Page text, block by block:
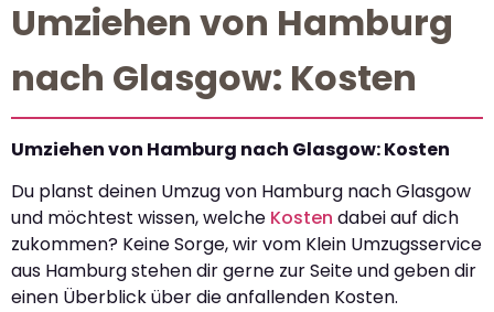
Umziehen von Hamburg
nach Glasgow: Kosten
Umziehen von Hamburg nach Glasgow: Kosten
Du planst deinen Umzug von Hamburg nach Glasgow
und möchtest wissen, welche Kosten dabei auf dich
zukommen? Keine Sorge, wir vom Klein Umzugsservice
aus Hamburg stehen dir gerne zur Seite und geben dir
einen Überblick über die anfallenden Kosten.